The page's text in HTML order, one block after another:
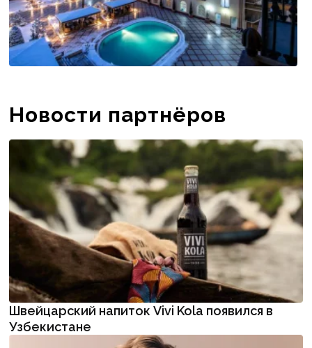
Новости партнёров
Швейцарский напиток Vivi Kola появился в
Узбекистане